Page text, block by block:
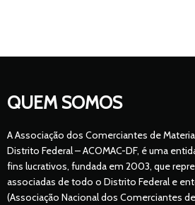
QUEM SOMOS
A Associação dos Comerciantes de
Distrito Federal – ACOMAC-DF, é uma
fins lucrativos, fundada em 2003, que
associadas de todo o Distrito Federal e
(Associação Nacional dos Comerciantes